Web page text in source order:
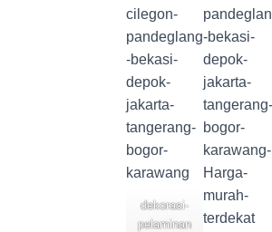
dekorasi-
pelaminan